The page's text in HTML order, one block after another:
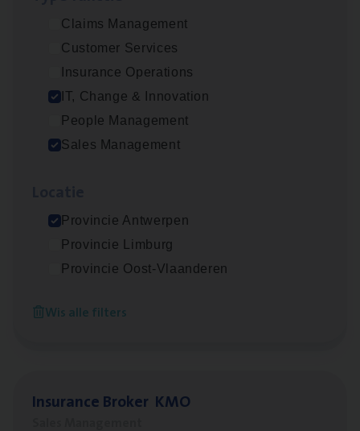
Claims Management
Customer Services
Insurance Operations
IT, Change & Innovation
People Management
Sales Management
Provincie Antwerpen
Provincie Limburg
Provincie Oost-Vlaanderen
Wis alle filters
(Agi­le)ITPro­ject Manager
IT, Change & Innovation
Antwerpen
Busi­ness Mana­ger Mari­ne Cargo
Cor­po­ra­te Insu­ran­ce Bro­ker Property
Antwerpen
Insu­ran­ce Bro­ker KMO